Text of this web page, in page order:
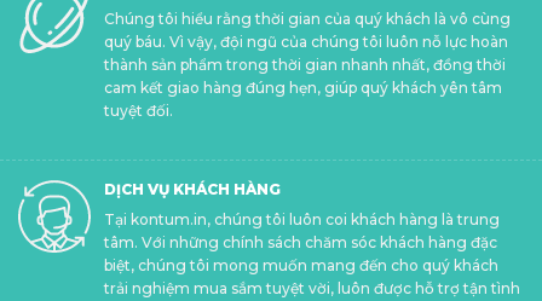
Chúng tôi hiểu rằng thời gian của quý khách là vô cùng
quý báu. Vì vậy, đội ngũ của chúng tôi luôn nỗ lực hoàn
thành sản phẩm trong thời gian nhanh nhất, đồng thời
cam kết giao hàng đúng hẹn, giúp quý khách yên tâm
tuyệt đối.
DỊCH VỤ KHÁCH HÀNG
Tại kontum.in, chúng tôi luôn coi khách hàng là trung
tâm. Với những chính sách chăm sóc khách hàng đặc
biệt, chúng tôi mong muốn mang đến cho quý khách
trải nghiệm mua sắm tuyệt vời, luôn được hỗ trợ tận tình